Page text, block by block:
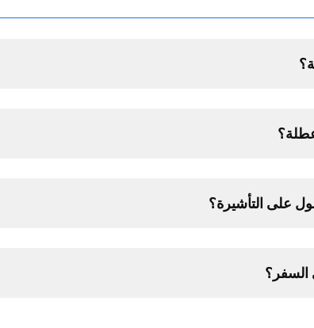
على التأشيرة؟
السفر؟